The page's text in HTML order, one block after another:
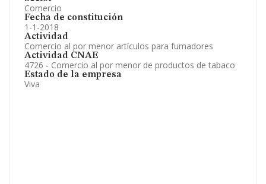
Comercio
Fecha de constitución
1-1-2018
Actividad
Comercio al por menor artículos para fumadores
Actividad CNAE
4726 - Comercio al por menor de productos de tabaco
Estado de la empresa
Viva